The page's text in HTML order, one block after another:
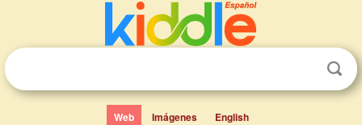
Web Imágenes English